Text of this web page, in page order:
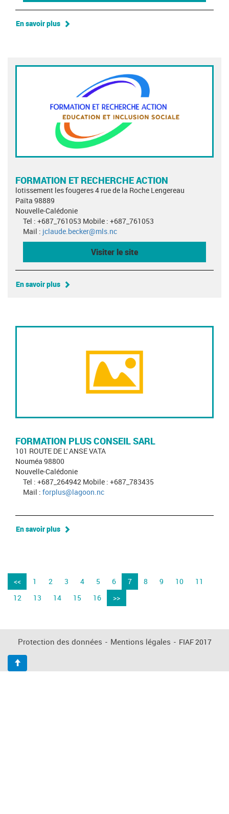
En savoir plus
FORMATION ET RECHERCHE ACTION
lotissement les fougeres 4 rue de la Roche Lengereau
Païta 98889
Nouvelle-Calédonie
Tel : +687_761053 Mobile : +687_761053
Mail : jclaude.becker@mls.nc
Visiter le site
En savoir plus
FORMATION PLUS CONSEIL SARL
101 ROUTE DE L' ANSE VATA
Nouméa 98800
Nouvelle-Calédonie
Tel : +687_264942 Mobile : +687_783435
Mail : forplus@lagoon.nc
En savoir plus
<< 1 2 3 4 5 6 7 8 9 10
11
12
13 14 15 16 >>
Protection des données - Mentions légales - FIAF 2017